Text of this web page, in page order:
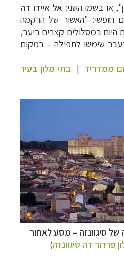
", או בשמו השני: אל איידו דה
חופשי: "האשור של הרקמה
היום במסלולים קצרים ביער,
שימשו לתפילה – במקום
ממדריד |בתי מלון בעיר
סיגוונזה – מסע לאחור
פרדור דה סיגוונזה) נופש
לחצו לרשימת היעדים »